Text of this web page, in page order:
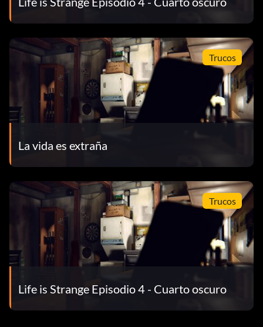
Trucos
La vida es extraña
Trucos
Life is Strange Episodio 4 - Cuarto oscuro